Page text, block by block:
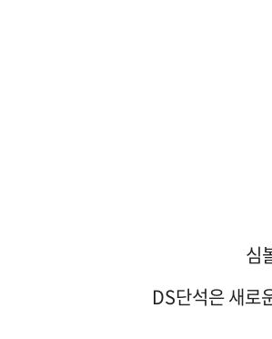
심
DS단석은 새로